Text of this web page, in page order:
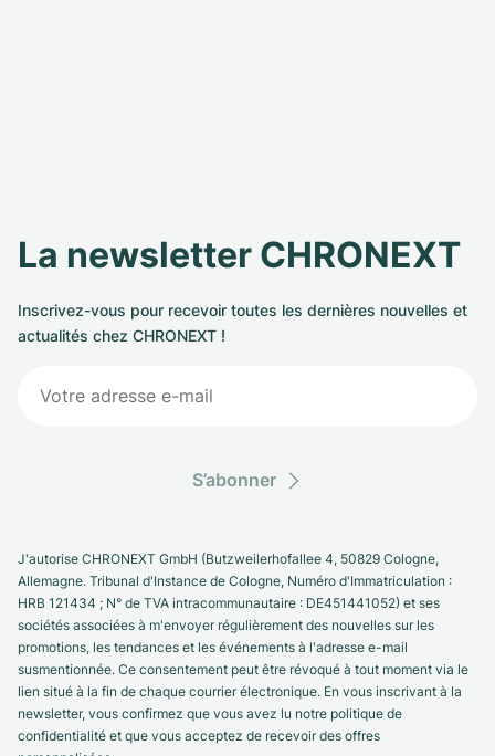
La newsletter CHRONEXT
Inscrivez-vous pour recevoir toutes les dernières nouvelles et
actualités chez CHRONEXT !
S’abonner
J'autorise CHRONEXT GmbH (Butzweilerhofallee 4, 50829 Cologne,
Allemagne. Tribunal d'Instance de Cologne, Numéro d'Immatriculation :
HRB 121434 ; N° de TVA intracommunautaire : DE451441052) et ses
sociétés associées à m'envoyer régulièrement des nouvelles sur les
promotions, les tendances et les événements à l'adresse e-mail
susmentionnée. Ce consentement peut être révoqué à tout moment via le
lien situé à la fin de chaque courrier électronique. En vous inscrivant à la
newsletter, vous confirmez que vous avez lu notre politique de
confidentialité et que vous acceptez de recevoir des offres